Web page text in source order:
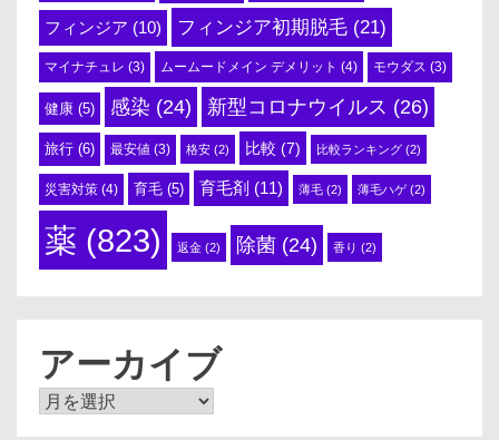
フィンジア (10) フィンジア初期脱毛 (21)
マイナチュレ (3) ムームードメイン デメリット (4) モウダス (3)
健康 (5) 感染 (24) 新型コロナウイルス (26)
旅行 (6) 最安値 (3) 格安 (2) 比較 (7) 比較ランキング (2)
災害対策 (4) 育毛 (5) 育毛剤 (11) 薄毛 (2) 薄毛ハゲ(2)
薬 (823) 返金 (2) 除菌 (24) 香り (2)
アーカイブ
ア